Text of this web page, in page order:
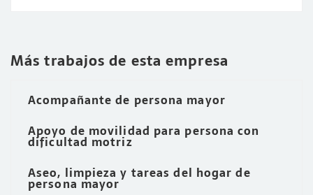
Más trabajos de esta empresa
Acompañante de persona mayor
Apoyo de movilidad para persona con
dificultad motriz
Aseo, limpieza y tareas del hogar de
persona mayor